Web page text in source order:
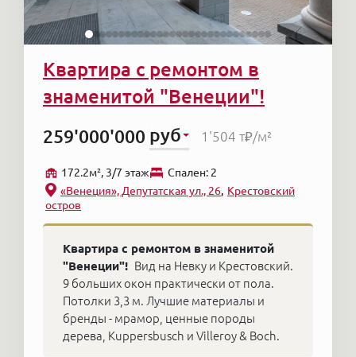
Квартира с ремонтом в
знаменитой "Венеции"!
259'000'000 руб 1'504 т₽/м²
172.2м², 3/7 этаж
Cпален: 2
«Венеция», Депутатская ул., 26 Крестовский
остров
Квартира с ремонтом в знаменитой
"Венеции"! Вид на Невку и Крестовский.
9 больших окон практически от пола.
Потолки 3,3 м. Лучшие материалы и
бренды - мрамор, ценные породы
дерева, Kuppersbusch и Villeroy & Boch.